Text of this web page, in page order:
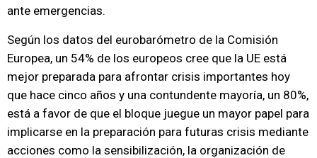
ante emergencias.
Según los datos del eurobarómetro de la Comisión
Europea, un 54% de los europeos cree que la UE está
mejor preparada para afrontar crisis importantes hoy
que hace cinco años y una contundente mayoría, un 80%,
está a favor de que el bloque juegue un mayor papel para
implicarse en la preparación para futuras crisis mediante
acciones como la sensibilización, la organización de